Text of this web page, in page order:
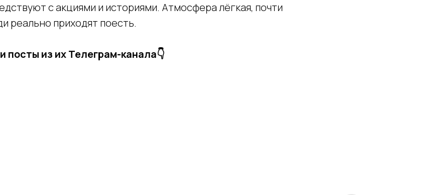
с акциями и историями. Атмосфера лёгкая, почти
реально приходят поесть.
из их Телеграм-канала👇